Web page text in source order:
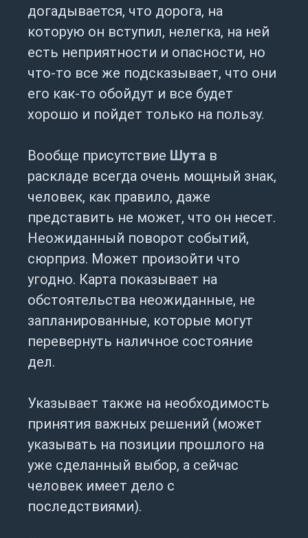
догадывается, что дорога, на
которую он вступил, нелегка, на ней
есть неприятности и опасности, но
что-то все же подсказывает, что они
его как-то обойдут и все будет
хорошо и пойдет только на пользу.
Вообще присутствие Шута в
раскладе всегда очень мощный знак,
человек, как правило, даже
представить не может, что он несет.
Неожиданный поворот событий,
сюрприз. Может произойти что
угодно. Карта показывает на
обстоятельства неожиданные, не
запланированные, которые могут
перевернуть наличное состояние
дел.
Указывает также на необходимость
принятия важных решений (может
указывать на позиции прошлого на
уже сделанный выбор, а сейчас
человек имеет дело с
последствиями).